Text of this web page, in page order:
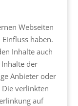
Webseiten
haben.
Inhalte auch
der
Anbieter oder
verlinkten
auf